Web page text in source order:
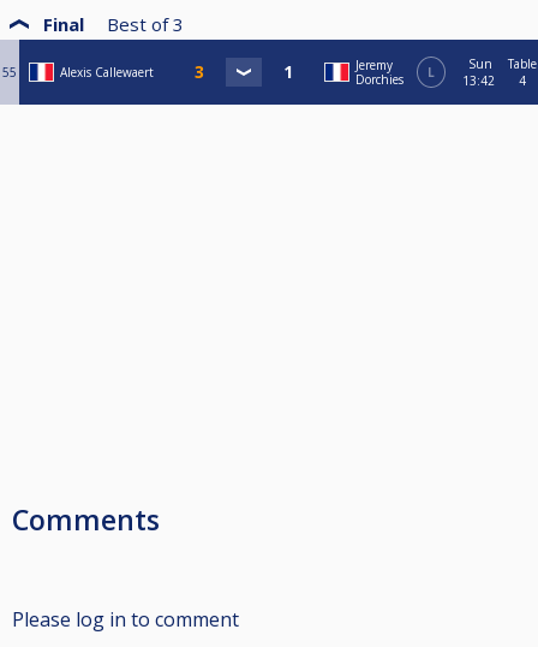
Final Best of 3
55 Alexis Callewaert
Jeremy
Dorchies
L
Sun
13:42
Table
4
Comments
Please log in to comment